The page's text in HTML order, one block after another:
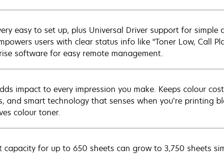
easy to set up, plus Universal Driver support for simple
users with clear status info like “Toner Low, Call
software for easy remote management.
impact to every impression you make. Keeps colour
and smart technology that senses when you’re printing
colour toner.
capacity for up to 650 sheets can grow to 3,750 sheets